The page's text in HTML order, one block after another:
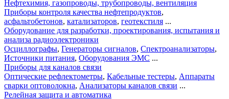
Нефтехимия, газопроводы, трубопроводы, вентиляция
Приборы контроля качества нефтепродуктов,
асфальтобетонов, катализаторов, геотекстиля ...
Оборудование для разработки, проектирования, испытания и
анализа радиоэлектроники
Осциллографы, Генераторы сигналов, Спектроанализаторы,
Источники питания, Оборудования ЭМС ...
Приборы для каналов связи
Оптические рефлектометры, Кабельные тестеры, Аппараты
сварки оптоволокна, Анализаторы каналов связи ...
Релейная защита и автоматика